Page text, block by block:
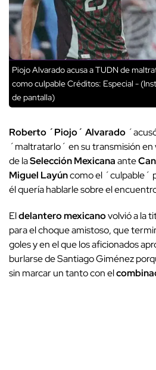
Piojo Alvarado acusa a TUDN de
como culpableCréditos: Especial -
de pantalla)
Roberto ´Piojo´ Alvarado
´maltratarlo´ en su transmisión en
de laSelección Mexicanaante
Miguel Layúncomo el ´culpable´
él quería hablarle sobre el
Eldelantero mexicanovolvió a la
para el choque amistoso, que
golesy en el que los aficionados
burlarse de Santiago Giménez
sin marcar un tanto con el